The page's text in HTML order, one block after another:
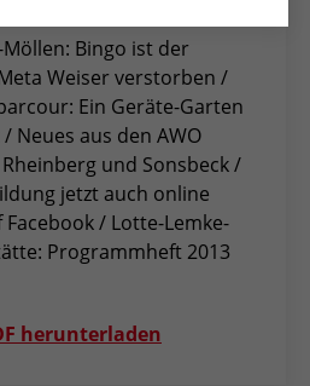
Bingo ist der
Weiser verstorben /
Ein Geräte-Garten
Neues aus den AWO
und Sonsbeck /
jetzt auch online
/ Lotte-Lemke-
Programmheft 2013
herunterladen